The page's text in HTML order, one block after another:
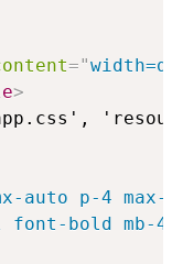
="
>
auto p-4
bold mb-4